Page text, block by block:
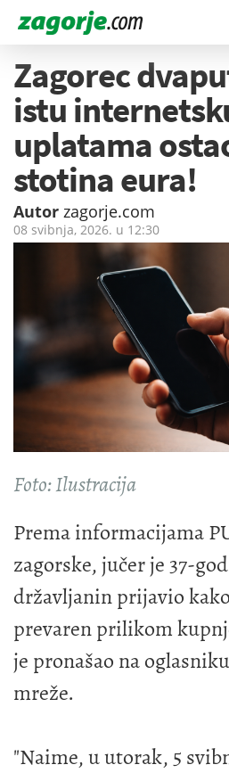
Zagorec
istu
uplatama
stotina eura!
Autor zagorje.com
08 svibnja, 2026. u 12:30
Foto: Ilustracija
Prema informacijama
zagorske, jučer je 37-
državljanin prijavio
prevaren prilikom
je pronašao na
mreže.
"Naime, u utorak, 5